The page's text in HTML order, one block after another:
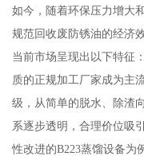
如今，随着环保压力增大
规范回收废防锈油的经济
当前市场呈现出以下特征
质的正规加工厂家成为主
级，从简单的脱水、除渣
系逐步透明，合理价位吸
性改进的B223蒸馏设备为